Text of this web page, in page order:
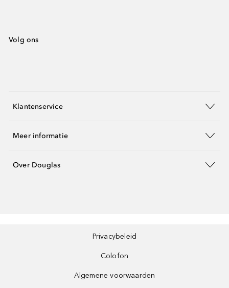
Volg ons
Klantenservice
Meer informatie
Over Douglas
Privacybeleid
Colofon
Algemene voorwaarden